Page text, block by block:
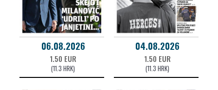
06.08.2026
1.50 EUR
(11.3 HRK)
04.08.2026
1.50 EUR
(11.3 HRK)